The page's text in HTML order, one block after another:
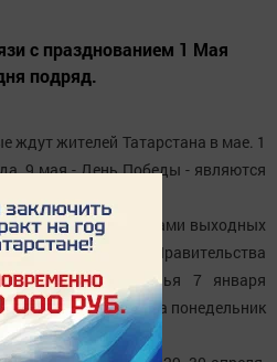
с празднованием 1 Мая
подряд.
жителей Татарстана в мае. 1
9 мая - День Победы - являются
работниками выходных
постановлением Правительства
день с воскресенья 7 января
28 апреля - на понедельник